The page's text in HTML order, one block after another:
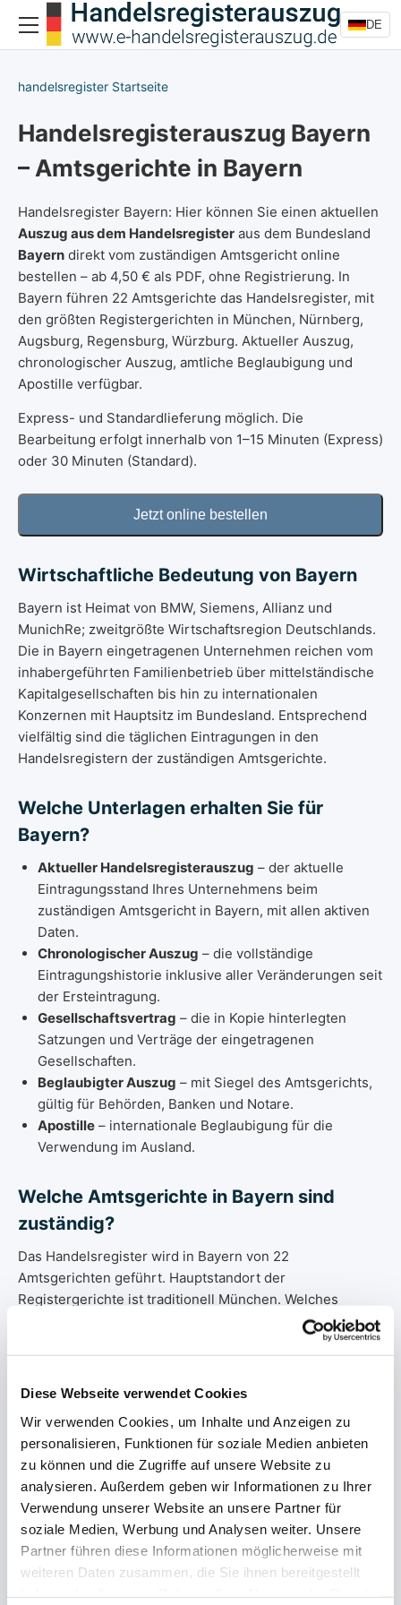
Diese Webseite verwendet Cookies
Wir verwenden Cookies, um Inhalte und Anzeigen zu
personalisieren, Funktionen für soziale Medien anbieten
zu können und die Zugriffe auf unsere Website zu
analysieren. Außerdem geben wir Informationen zu Ihrer
Verwendung unserer Website an unsere Partner für
soziale Medien, Werbung und Analysen weiter. Unsere
Partner führen diese Informationen möglicherweise mit
weiteren Daten zusammen, die Sie ihnen bereitgestellt
DE
handelsregister Startseite
Handelsregisterauszug Bayern
– Amtsgerichte in Bayern
Handelsregister Bayern: Hier können Sie einen aktuellen
Auszug aus dem Handelsregister aus dem Bundesland
Bayern direkt vom zuständigen Amtsgericht online
bestellen – ab 4,50 € als PDF, ohne Registrierung. In
Bayern führen 22 Amtsgerichte das Handelsregister, mit
den größten Registergerichten in München, Nürnberg,
Augsburg, Regensburg, Würzburg. Aktueller Auszug,
chronologischer Auszug, amtliche Beglaubigung und
Apostille verfügbar.
Express- und Standardlieferung möglich. Die
Bearbeitung erfolgt innerhalb von 1–15 Minuten (Express)
oder 30 Minuten (Standard).
Wirtschaftliche Bedeutung von Bayern
Bayern ist Heimat von BMW, Siemens, Allianz und
MunichRe; zweitgrößte Wirtschaftsregion Deutschlands.
Die in Bayern eingetragenen Unternehmen reichen vom
inhabergeführten Familienbetrieb über mittelständische
Kapitalgesellschaften bis hin zu internationalen
Konzernen mit Hauptsitz im Bundesland. Entsprechend
vielfältig sind die täglichen Eintragungen in den
Handelsregistern der zuständigen Amtsgerichte.
Welche Unterlagen erhalten Sie für
Bayern?
Aktueller Handelsregisterauszug – der aktuelle
Eintragungsstand Ihres Unternehmens beim
zuständigen Amtsgericht in Bayern, mit allen aktiven
Daten.
Chronologischer Auszug – die vollständige
Eintragungshistorie inklusive aller Veränderungen seit
der Ersteintragung.
Gesellschaftsvertrag – die in Kopie hinterlegten
Satzungen und Verträge der eingetragenen
Gesellschaften.
Beglaubigter Auszug – mit Siegel des Amtsgerichts,
gültig für Behörden, Banken und Notare.
Apostille – internationale Beglaubigung für die
Verwendung im Ausland.
Welche Amtsgerichte in Bayern sind
zuständig?
Das Handelsregister wird in Bayern von 22
Amtsgerichten geführt. Hauptstandort der
Registergerichte ist traditionell München. Welches
Gericht für Ihr Unternehmen zuständig ist, hängt vom
eingetragenen Sitz ab — wir leiten Ihre Bestellung
Alle Amtsgerichte ansehen →
Handelsregister in Bayern:
Rechtsgrundlage
Das Handelsregister wird in Bayern elektronisch geführt
— wie bundesweit seit der Reform 2007.
Rechtsgrundlage sind insbesondere § 8 HGB (Einrichtung
und Führung) und § 9 HGB (öffentliches Register). Jede